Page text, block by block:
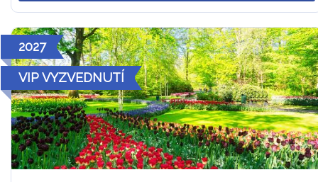
2027
VIP VYZVEDNUTÍ